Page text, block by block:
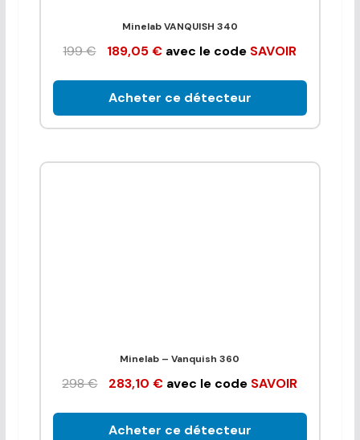
Minelab VANQUISH 340
199 € 189,05 € avec le code SAVOIR
Acheter ce détecteur
Minelab – Vanquish 360
298 € 283,10 € avec le code SAVOIR
Acheter ce détecteur